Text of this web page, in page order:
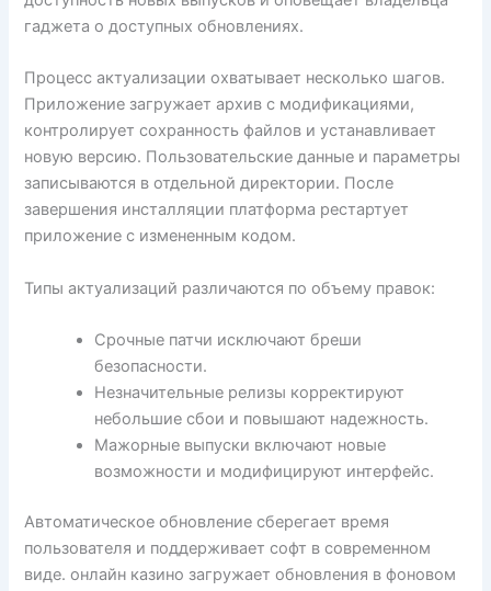
гаджета о доступных обновлениях.
Процесс актуализации охватывает несколько шагов.
Приложение загружает архив с модификациями,
контролирует сохранность файлов и устанавливает
новую версию. Пользовательские данные и параметры
записываются в отдельной директории. После
завершения инсталляции платформа рестартует
приложение с измененным кодом.
Типы актуализаций различаются по объему правок:
Срочные патчи исключают бреши
безопасности.
Незначительные релизы корректируют
небольшие сбои и повышают надежность.
Мажорные выпуски включают новые
возможности и модифицируют интерфейс.
Автоматическое обновление сберегает время
пользователя и поддерживает софт в современном
виде. онлайн казино загружает обновления в фоновом